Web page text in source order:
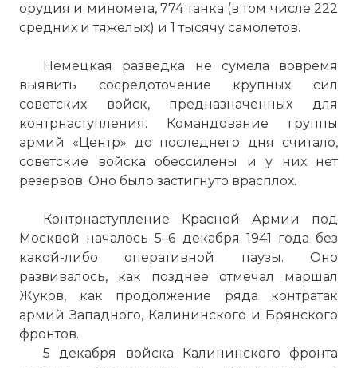
орудия и миномета, 774 танка (в том числе 222
средних и тяжелых) и 1 тысячу самолетов.
Немецкая разведка не сумела вовремя
выявить сосредоточение крупных сил
советских войск, предназначенных для
контрнаступления. Командование группы
армий «Центр» до последнего дня считало,
советские войска обессилены и у них нет
резервов. Оно было застигнуто врасплох.
Контрнаступление Красной Армии под
Москвой началось 5–6 декабря 1941 года без
какой-либо оперативной паузы. Оно
развивалось, как позднее отмечал маршал
Жуков, как продолжение ряда контратак
армий Западного, Калининского и Брянского
фронтов.
5 декабря войска Калининского фронта
Фото статьи: